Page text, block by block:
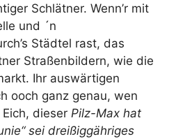
Schlätner. Wenn’r mit
und ´n
Städtel rast, das
Straßenbildern, wie die
Ihr auswärtigen
ooch ganz genau, wen
dieser Pilz-Max hat
sei dreißiggähriges